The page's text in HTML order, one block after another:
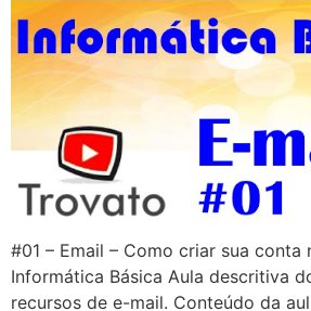
#01 – Email – Como criar sua conta
Informática Básica Aula descritiva
recursos de e-mail. Conteúdo da